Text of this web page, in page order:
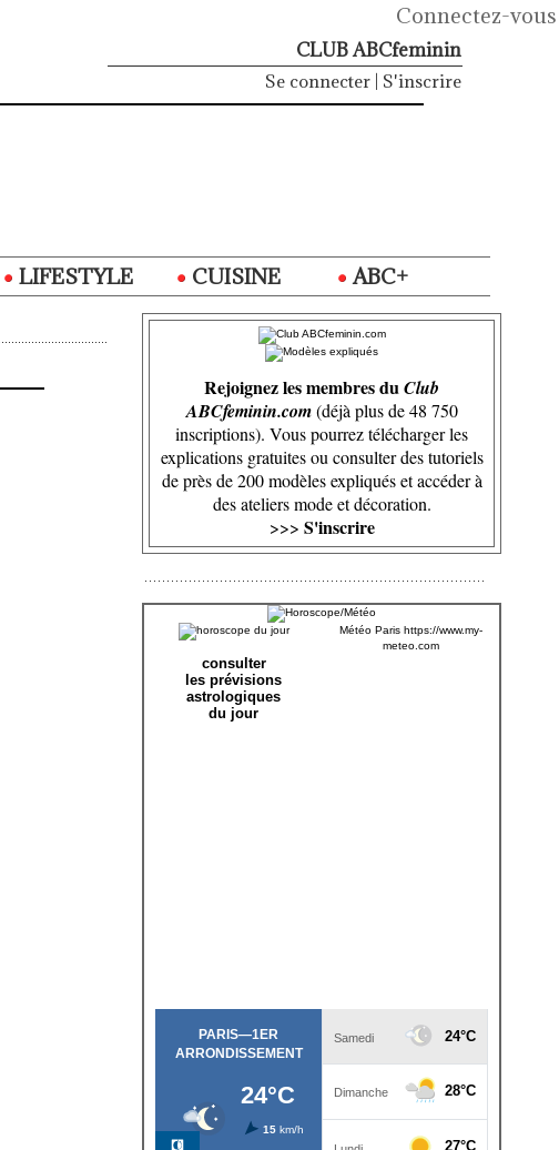
Connectez-vous
CLUB ABCfeminin
Se connecter S'inscrire
LIFESTYLE CUISINE
ABC+
Rejoignez les membres duClub
ABCfeminin.com(déjà plus de 48 750
inscriptions). Vous pourrez télécharger les
explications gratuites ou consulter des tutoriels
de près de 200 modèles expliqués et accéder à
des ateliers mode et décoration.
>>> S'inscrire
consulter
les prévisions
astrologiques
du jour
Météo Paris https://www.my-
meteo.com